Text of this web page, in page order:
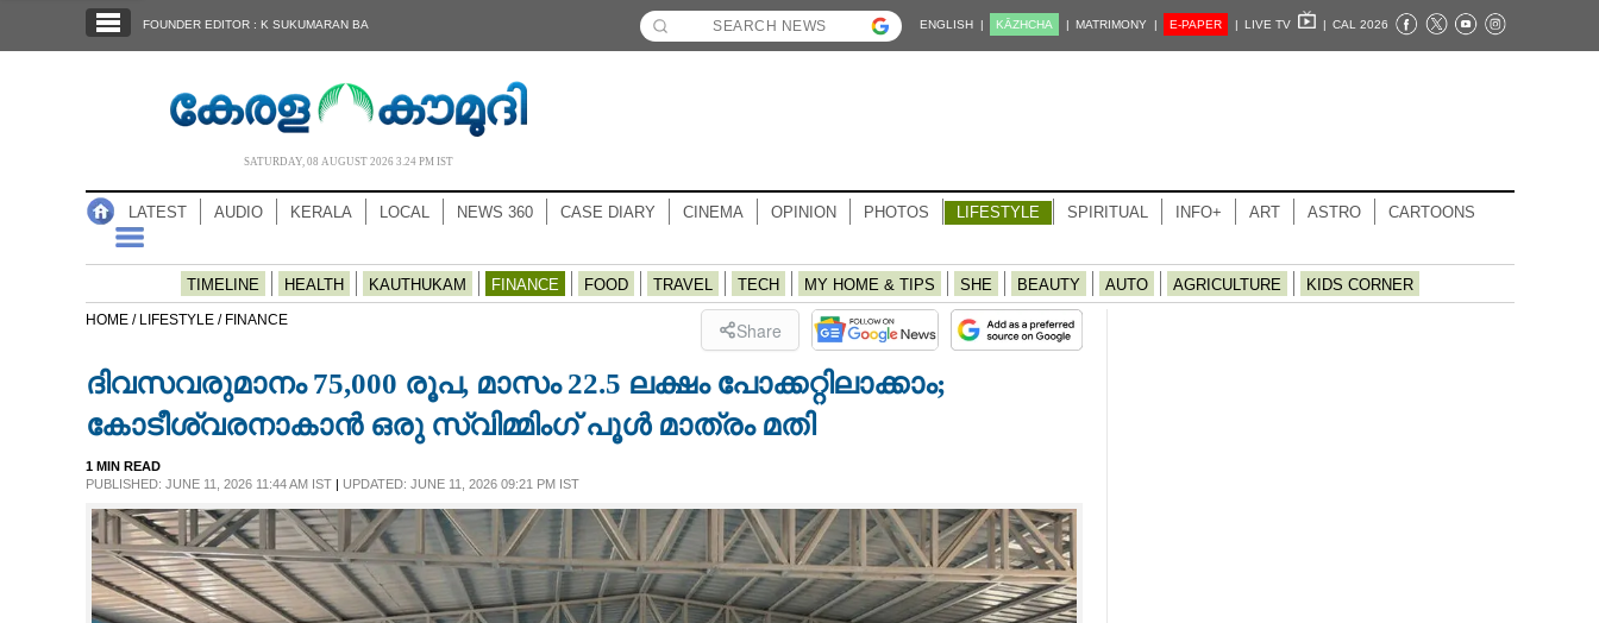
NOTIFIED NEWS
NEWS 360
CASE DIARY
FOUNDER EDITOR : K SUKUMARAN BA ENGLISH | KĀZHCHA | MATRIMONY | E-PAPER | LIVE TV | CAL 2026
SATURDAY, 08 AUGUST 2026 3.24 PM IST
LATEST AUDIO KERALA LOCAL NEWS 360 CASE DIARY CINEMA OPINION PHOTOS LIFESTYLE SPIRITUAL INFO+ ART ASTRO CARTOONS
TIMELINE HEALTH KAUTHUKAM FINANCE FOOD TRAVEL TECH MY HOME & TIPS SHE BEAUTY AUTO AGRICULTURE KIDS CORNER
HOME / LIFESTYLE / FINANCE Share
ദിവസവരുമാനം 75,000 രൂപ, മാസം 22.5 ലക്ഷം പോക്കറ്റിലാക്കാം;
കോടീശ്വരനാകാൻ ഒരു സ്വിമ്മിംഗ് പൂൾ മാത്രം മതി
1 MIN READ
PUBLISHED: JUNE 11, 2026 11:44 AM IST| UPDATED: JUNE 11, 2026 09:21 PM IST